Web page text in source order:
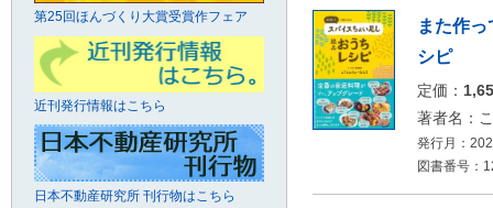
また作
シピ
定価：
著者名：
発行月：
図書番号：
第25回ほんづくり大賞受賞作フェア
近刊発行情報はこちら
日本不動産研究所 刊行物はこちら